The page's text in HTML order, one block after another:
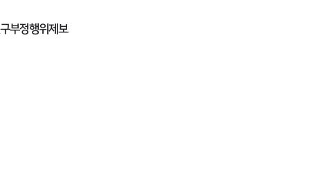
부정행위제보